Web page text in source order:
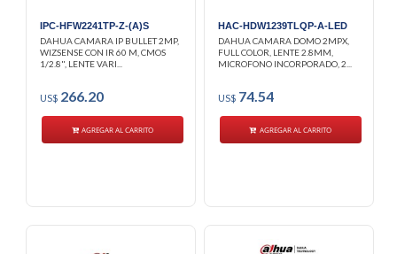
IPC-HFW2241TP-Z-(A)S
DAHUA CAMARA IP BULLET 2MP,
WIZSENSE CON IR 60 M, CMOS
1/2.8", LENTE VARI...
US$ 266.20
AGREGAR AL CARRITO
HAC-HDW1239TLQP-A-LED
DAHUA CAMARA DOMO 2MPX,
FULL COLOR, LENTE 2.8MM,
MICROFONO INCORPORADO, 2...
US$74.54
AGREGAR AL CARRITO